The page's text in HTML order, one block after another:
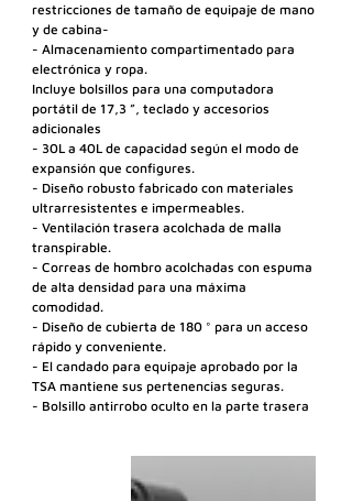
restricciones de tamaño de equipaje de mano
y de cabina-
- Almacenamiento compartimentado para
electrónica y ropa.
Incluye bolsillos para una computadora
portátil de 17,3 ”, teclado y accesorios
adicionales
- 30L a 40L de capacidad según el modo de
expansión que configures.
- Diseño robusto fabricado con materiales
ultrarresistentes e impermeables.
- Ventilación trasera acolchada de malla
transpirable.
- Correas de hombro acolchadas con espuma
de alta densidad para una máxima
comodidad.
- Diseño de cubierta de 180 ° para un acceso
rápido y conveniente.
- El candado para equipaje aprobado por la
TSA mantiene sus pertenencias seguras.
- Bolsillo antirrobo oculto en la parte trasera